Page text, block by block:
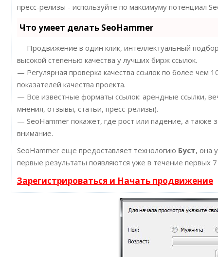
пресс-релизы - используйте по максимуму потенциал
Что умеет делать SeoHammer
— Продвижение в один клик, интеллектуальный
высокой степенью качества у лучших бирж ссылок.
— Регулярная проверка качества ссылок по более чем
показателей качества проекта.
— Все известные форматы ссылок: арендные ссылки,
мнения, отзывы, статьи, пресс-релизы).
— SeoHammer покажет, где рост или падение, а также
внимание.
SeoHammer еще предоставляет технологию Буст, она
первые результаты появляются уже в течение первых
Зарегистрироваться и Начать продвижение